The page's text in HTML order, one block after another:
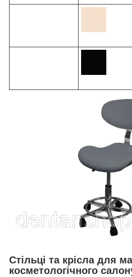
Стільці та крісла для
косметологічного